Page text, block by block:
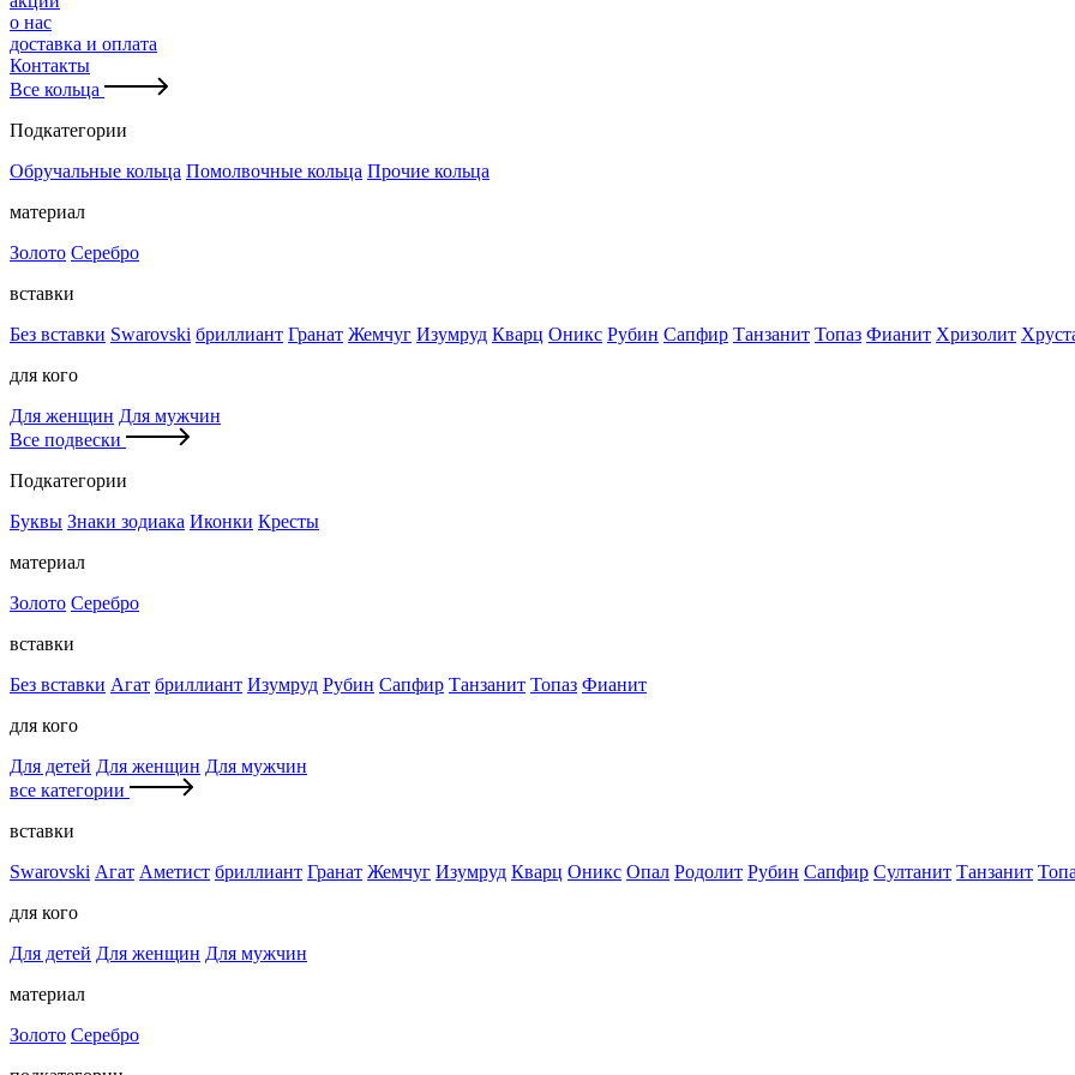
о нас
доставка и оплата
Контакты
Все кольца
Подкатегории
Обручальные кольца Помолвочные кольца Прочие кольца
материал
Золото Серебро
вставки
Без вставки Swarovski бриллиант Гранат Жемчуг Изумруд Кварц Оникс Рубин Сапфир Танзанит Топаз Фианит Хризолит
для кого
Для женщин Для мужчин
Все подвески
Подкатегории
Буквы Знаки зодиака Иконки Кресты
материал
Золото Серебро
вставки
Без вставки Агат бриллиант Изумруд Рубин Сапфир Танзанит Топаз Фианит
для кого
Для детей Для женщин Для мужчин
все категории
вставки
Swarovski Агат Аметист бриллиант Гранат Жемчуг Изумруд Кварц Оникс Опал Родолит Рубин Сапфир Султанит Танзанит
для кого
Для детей Для женщин Для мужчин
материал
Золото Серебро